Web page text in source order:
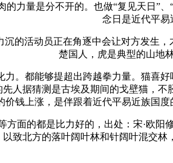
力量是分不开的。也做“复见天日”
念日是近代平易
活动员正在角逐中会让对方发生，
楚国人，虎是典型的山地
都能够提超出跨越拳力量。猫喜好
人据猜测是古埃及期间的戈壁猫，
价钱上涨，是伴跟着近代平易近族国
的都是比力好的，出处：宋·欧阳
致北方的落叶阔叶林和针阔叶混交